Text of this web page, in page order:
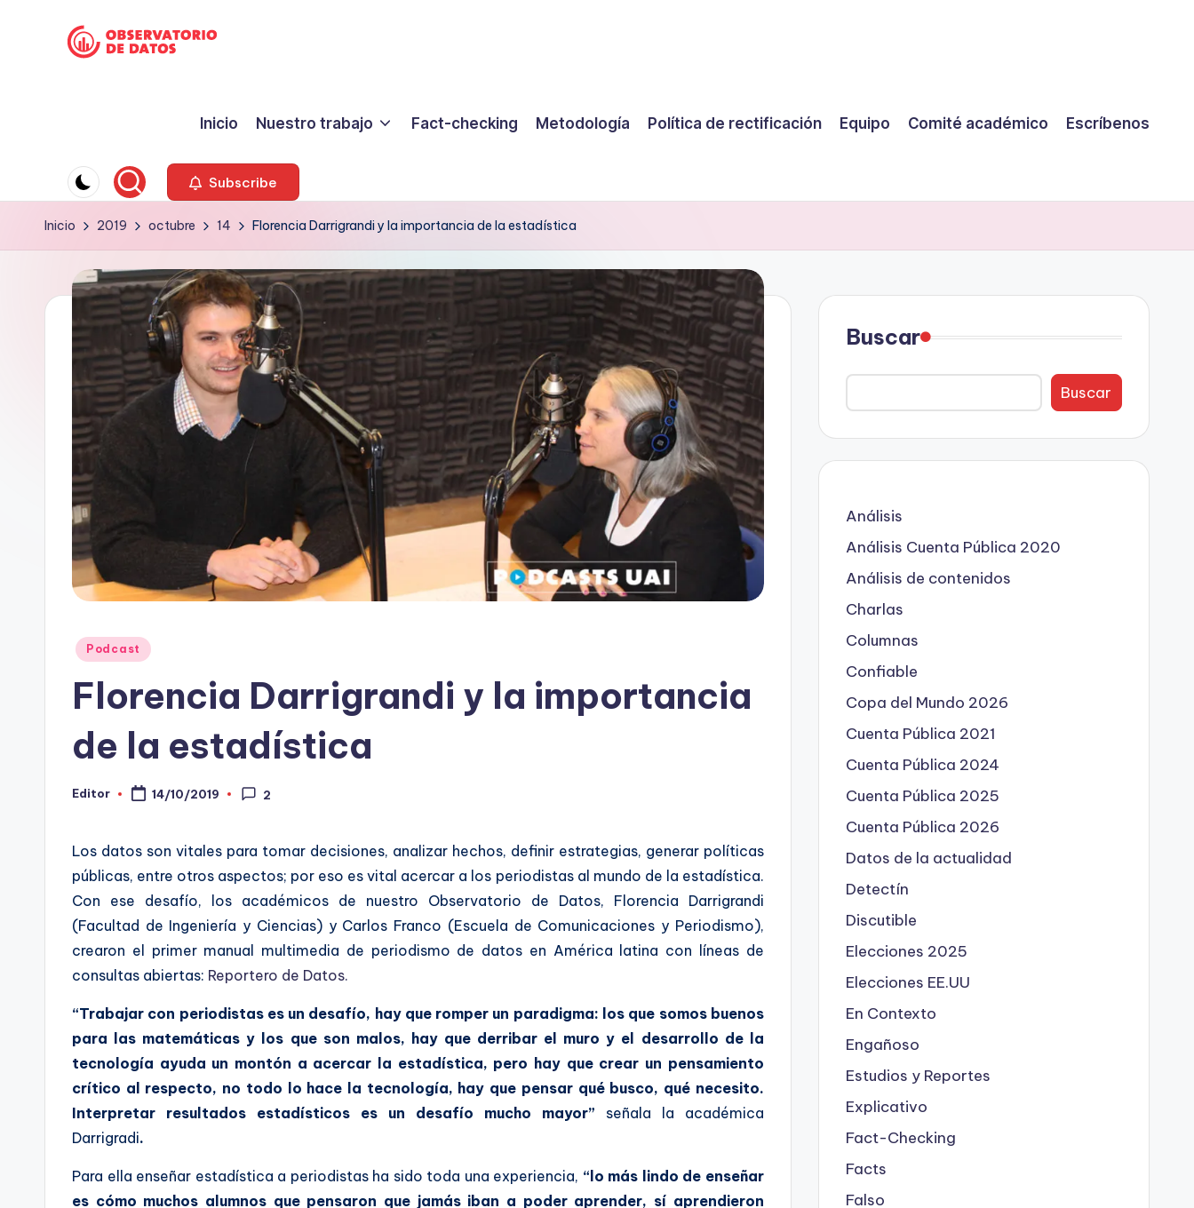
o
d
m
D
C
ki
facts
are
sacred"
-
Charles
Preswitch
Scott
Inicio Nuestro trabajo Fact-checking Metodología Política de rectificación Equipo Comité académico Escríbenos
Subscribe
Inicio 2019 octubre 14 Florencia Darrigrandi y la importancia de la estadística
Publicado
Podcast
Florencia Darrigrandi y la importancia
de la estadística
Publicado
Editor 14/10/2019 2
Los datos son vitales para tomar decisiones, analizar hechos, definir estrategias, generar políticas
públicas, entre otros aspectos; por eso es vital acercar a los periodistas al mundo de la estadística.
Con ese desafío, los académicos de nuestro Observatorio de Datos, Florencia Darrigrandi
(Facultad de Ingeniería y Ciencias) y Carlos Franco (Escuela de Comunicaciones y Periodismo),
crearon el primer manual multimedia de periodismo de datos en América latina con líneas de
consultas abiertas: Reportero de Datos.
“Trabajar con periodistas es un desafío, hay que romper un paradigma: los que somos buenos
para las matemáticas y los que son malos, hay que derribar el muro y el desarrollo de la
tecnología ayuda un montón a acercar la estadística, pero hay que crear un pensamiento
crítico al respecto, no todo lo hace la tecnología, hay que pensar qué busco, qué necesito.
Interpretar resultados estadísticos es un desafío mucho mayor” señala la académica
Darrigradi.
Para ella enseñar estadística a periodistas ha sido toda una experiencia, “lo más lindo de enseñar
es cómo muchos alumnos que pensaron que jamás iban a poder aprender, sí aprendieron
Buscar
Buscar
Análisis
Análisis Cuenta Pública 2020
Análisis de contenidos
Charlas
Columnas
Confiable
Copa del Mundo 2026
Cuenta Pública 2021
Cuenta Pública 2024
Cuenta Pública 2025
Cuenta Pública 2026
Datos de la actualidad
Detectín
Discutible
Elecciones 2025
Elecciones EE.UU
En Contexto
Engañoso
Estudios y Reportes
Explicativo
Fact-Checking
Facts
Falso